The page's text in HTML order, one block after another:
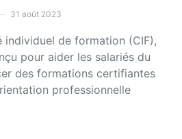
31 août 2023
individuel de formation (CIF),
pour aider les salariés du
des formations certifiantes
professionnelle